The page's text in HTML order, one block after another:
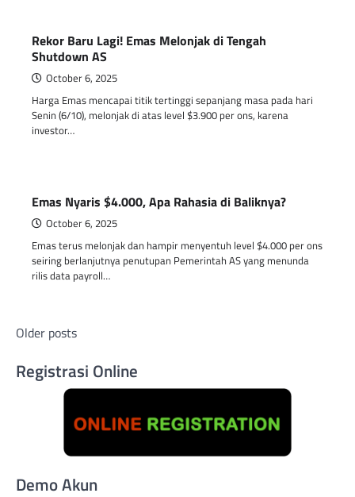
Rekor Baru Lagi! Emas Melonjak di Tengah
Shutdown AS
October 6, 2025
Harga Emas mencapai titik tertinggi sepanjang masa pada hari
Senin (6/10), melonjak di atas level $3.900 per ons, karena
investor…
Emas Nyaris $4.000, Apa Rahasia di Baliknya?
October 6, 2025
Emas terus melonjak dan hampir menyentuh level $4.000 per ons
seiring berlanjutnya penutupan Pemerintah AS yang menunda
rilis data payroll…
Posts
navigation
Older posts
Registrasi Online
Demo Akun